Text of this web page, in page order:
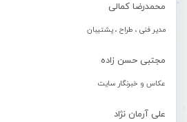
محمدرضا کمالی
مدیر فنی ، طراح ، پشتیبان
مجتبی حسن زاده
عکاس و خبرنگار سایت
علی آرمان نژاد